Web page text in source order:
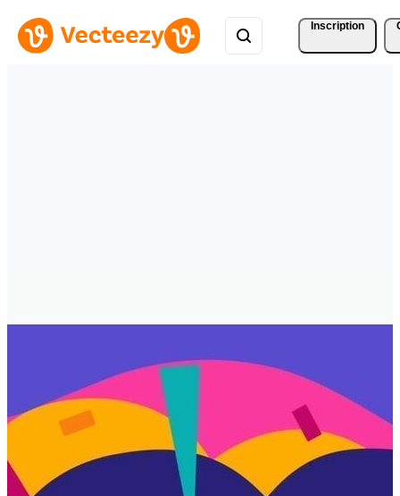
Inscription